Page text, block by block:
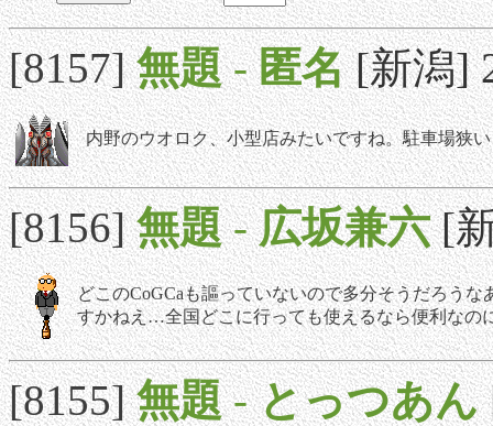
[8157]無題-匿名 [新潟]
内野のウオロク、小型店みたいですね。駐車場狭
[8156]無題-広坂兼六 [
どこのCoGCaも謳っていないので多分そうだろう
すかねえ…全国どこに行っても使えるなら便利なの
[8155]無題-とっつあん